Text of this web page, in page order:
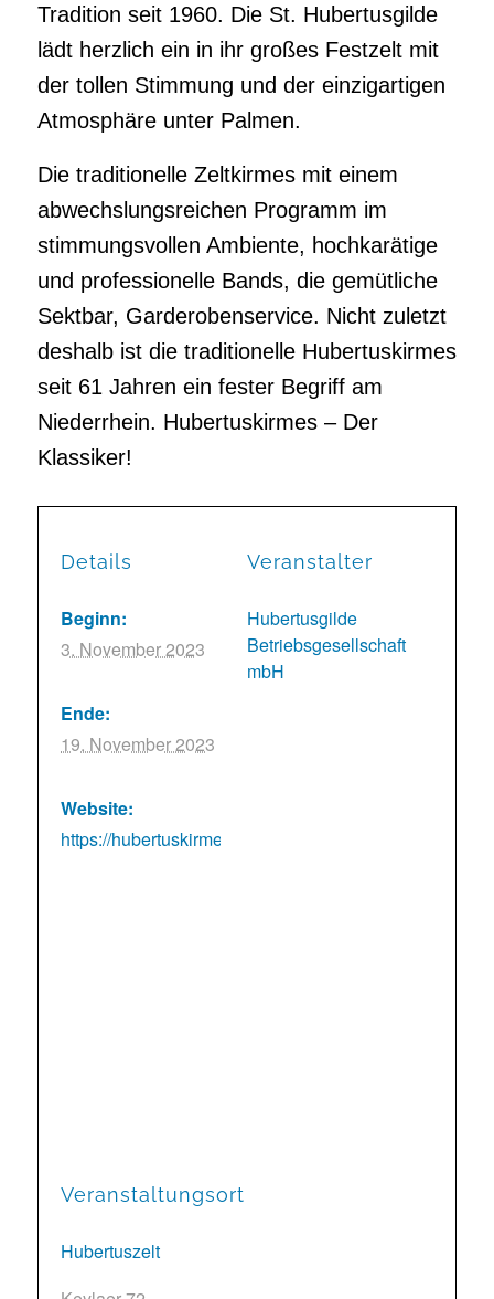
Tradition seit 1960. Die St. Hubertusgilde
lädt herzlich ein in ihr großes Festzelt mit
der tollen Stimmung und der einzigartigen
Atmosphäre unter Palmen.
Die traditionelle Zeltkirmes mit einem
abwechslungsreichen Programm im
stimmungsvollen Ambiente, hochkarätige
und professionelle Bands, die gemütliche
Sektbar, Garderobenservice. Nicht zuletzt
deshalb ist die traditionelle Hubertuskirmes
seit 61 Jahren ein fester Begriff am
Niederrhein. Hubertuskirmes – Der
Klassiker!
Details
Beginn:
3. November 2023
Ende:
19. November 2023
Website:
https://hubertuskirmes.de/
Veranstalter
Hubertusgilde
Betriebsgesellschaft
mbH
Veranstaltungsort
Hubertuszelt